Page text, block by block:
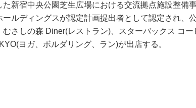
た新宿中央公園芝生広場における交流拠点施設整備事
ールディングスが認定計画提出者として認定され、
さしの森 Diner(レストラン)、スターバックス コー
ヨガ、ボルダリング、ラン)が出店する。